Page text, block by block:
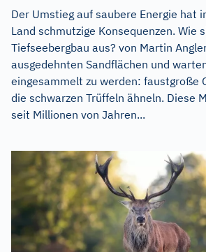
Der Umstieg auf saubere Energie hat
Land schmutzige Konsequenzen. Wie
Tiefseebergbau aus? von Martin
ausgedehnten Sandflächen und
eingesammelt zu werden: faustgroße
die schwarzen Trüffeln ähneln. Diese
seit Millionen von Jahren...